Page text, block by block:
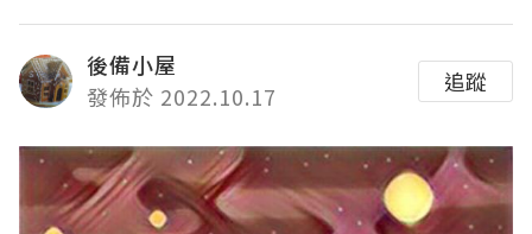
後備小屋
發佈於 2022.10.17
追蹤